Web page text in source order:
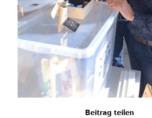
Beitrag teilen